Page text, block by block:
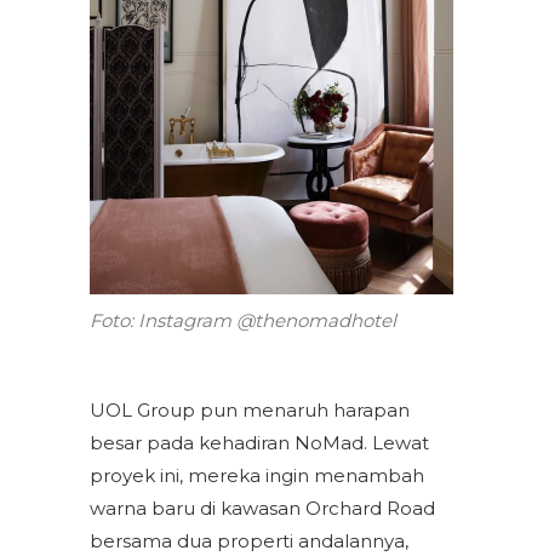
Foto: Instagram @thenomadhotel
UOL Group pun menaruh harapan
besar pada kehadiran NoMad. Lewat
proyek ini, mereka ingin menambah
warna baru di kawasan Orchard Road
bersama dua properti andalannya,